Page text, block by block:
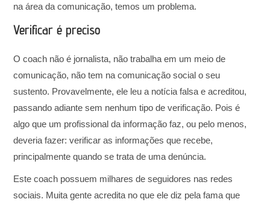
na área da comunicação, temos um problema.
Verificar é preciso
O coach não é jornalista, não trabalha em um meio de
comunicação, não tem na comunicação social o seu
sustento. Provavelmente, ele leu a notícia falsa e acreditou,
passando adiante sem nenhum tipo de verificação. Pois é
algo que um profissional da informação faz, ou pelo menos,
deveria fazer: verificar as informações que recebe,
principalmente quando se trata de uma denúncia.
Este coach possuem milhares de seguidores nas redes
sociais. Muita gente acredita no que ele diz pela fama que